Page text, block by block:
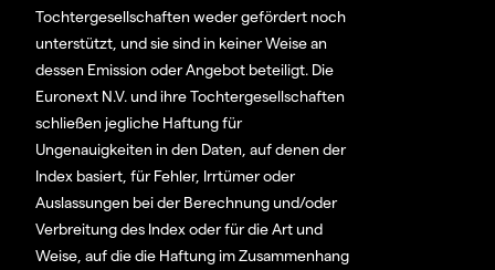
Tochtergesellschaften weder gefördert noch
unterstützt, und sie sind in keiner Weise an
dessen Emission oder Angebot beteiligt. Die
Euronext N.V. und ihre Tochtergesellschaften
schließen jegliche Haftung für
Ungenauigkeiten in den Daten, auf denen der
Index basiert, für Fehler, Irrtümer oder
Auslassungen bei der Berechnung und/oder
Verbreitung des Index oder für die Art und
Weise, auf die die Haftung im Zusammenhang